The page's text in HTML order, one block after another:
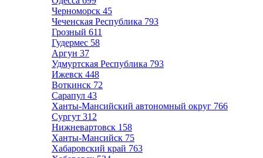
Черноморск 45
Чеченская Республика 793
Грозный 611
Гудермес 58
Аргун 37
Удмуртская Республика 793
Ижевск 448
Воткинск 72
Сарапул 43
Ханты-Мансийский автономный округ 766
Сургут 312
Нижневартовск 158
Ханты-Мансийск 75
Хабаровский край 763